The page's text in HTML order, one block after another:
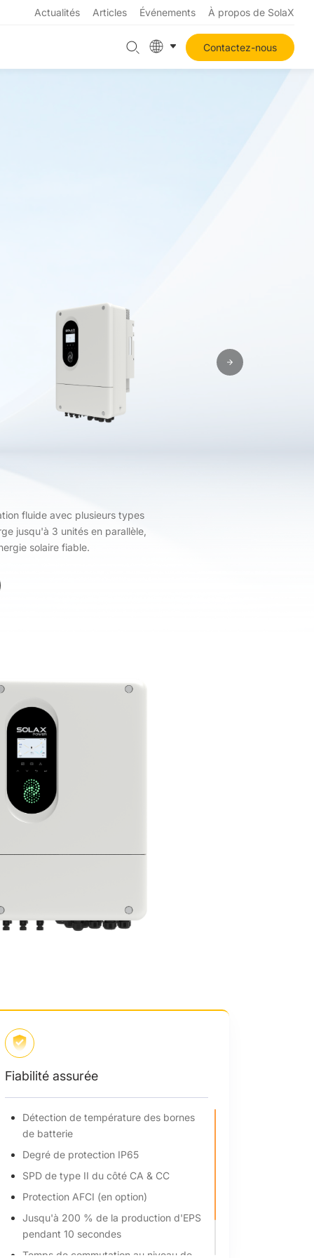
Actualités Articles Événements À propos de SolaX
Contactez-nous
fluide avec plusieurs types
jusqu'à 3 unités en parallèle,
solaire fiable.
applications
200 % et
de 200 %
MPPT
pour un
Détection de température des
SPD de type II du côté CA & CC
Jusqu'à 200 % de la production
Temps de commutation au